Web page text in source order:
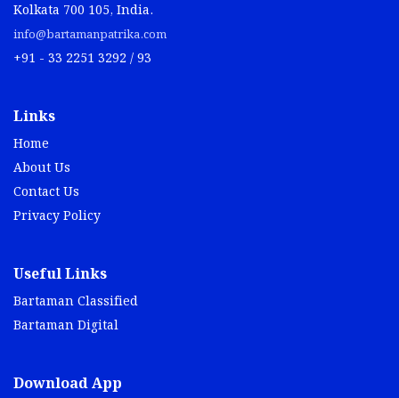
Kolkata 700 105, India.
info@bartamanpatrika.com
+91 - 33 2251 3292 / 93
Links
Home
About Us
Contact Us
Privacy Policy
Useful Links
Bartaman Classified
Bartaman Digital
Download App